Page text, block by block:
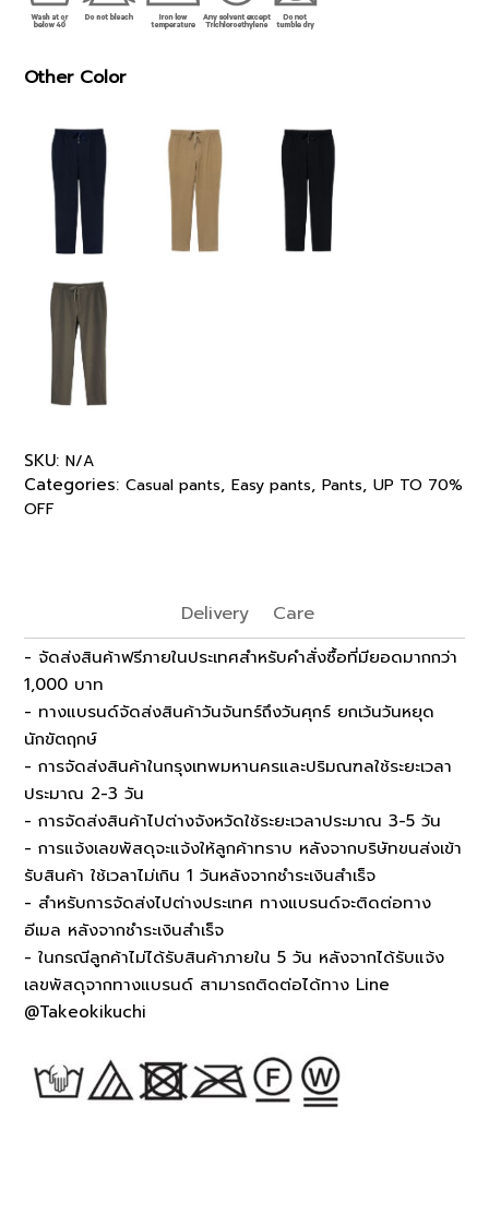
Other Color
SKU: N/A
Categories: Casual pants, Easy pants, Pants, UP TO 70%
OFF
Delivery Care
- จัดส่งสินค้าฟรีภายในประเทศสำหรับคำสั่งซื้อที่มียอดมากกว่า
1,000 บาท
- ทางแบรนด์จัดส่งสินค้าวันจันทร์ถึงวันศุกร์ ยกเว้นวันหยุด
นักขัตฤกษ์
- การจัดส่งสินค้าในกรุงเทพมหานครและปริมณฑลใช้ระยะเวลา
ประมาณ 2-3 วัน
- การจัดส่งสินค้าไปต่างจังหวัดใช้ระยะเวลาประมาณ 3-5 วัน
- การแจ้งเลขพัสดุจะแจ้งให้ลูกค้าทราบ หลังจากบริษัทขนส่งเข้า
รับสินค้า ใช้เวลาไม่เกิน 1 วันหลังจากชำระเงินสำเร็จ
- สำหรับการจัดส่งไปต่างประเทศ ทางแบรนด์จะติดต่อทาง
อีเมล หลังจากชำระเงินสำเร็จ
- ในกรณีลูกค้าไม่ได้รับสินค้าภายใน 5 วัน หลังจากได้รับแจ้ง
เลขพัสดุจากทางแบรนด์ สามารถติดต่อได้ทาง Line
@Takeokikuchi